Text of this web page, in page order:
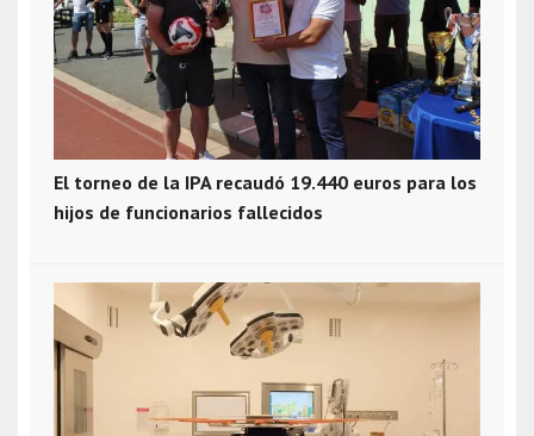
El torneo de la IPA recaudó 19.440 euros para los
hijos de funcionarios fallecidos